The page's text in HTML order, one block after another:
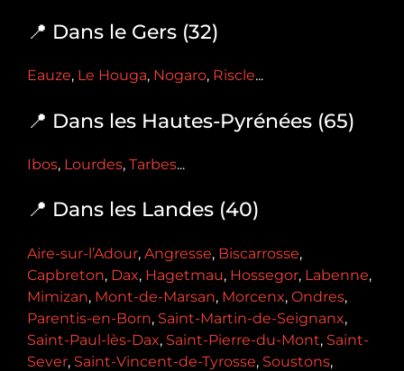
📍 Dans le Gers (32)
Eauze, Le Houga, Nogaro, Riscle...
📍 Dans les Hautes-Pyrénées (65)
Ibos, Lourdes, Tarbes...
📍 Dans les Landes (40)
Aire-sur-l’Adour, Angresse, Biscarrosse,
Capbreton, Dax, Hagetmau, Hossegor, Labenne,
Mimizan, Mont-de-Marsan, Morcenx, Ondres,
Parentis-en-Born, Saint-Martin-de-Seignanx,
Saint-Paul-lès-Dax, Saint-Pierre-du-Mont, Saint-
Sever, Saint-Vincent-de-Tyrosse, Soustons,